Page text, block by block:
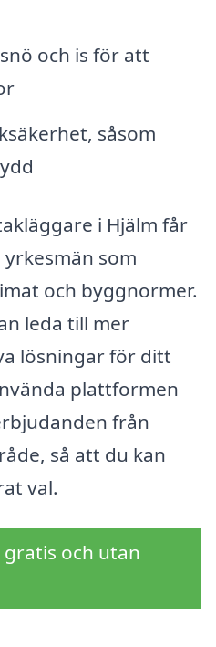
och is för att
såsom
i Hjälm får
som
och byggnormer.
leda till mer
lösningar för ditt
plattformen
från
så att du kan
val.
gratis och utan